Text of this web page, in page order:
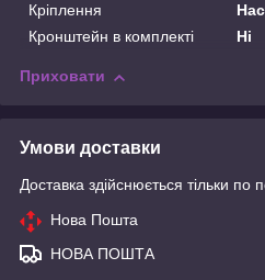
Кріплення
Кронштейн в комплекті
Ні
Приховати
Умови доставки
Доставка здійснюється тільки по
Нова Пошта
НОВА ПОШТА